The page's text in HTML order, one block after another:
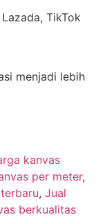
TikTok
menjadi lebih
kanvas
per meter,
, Jual
berkualitas